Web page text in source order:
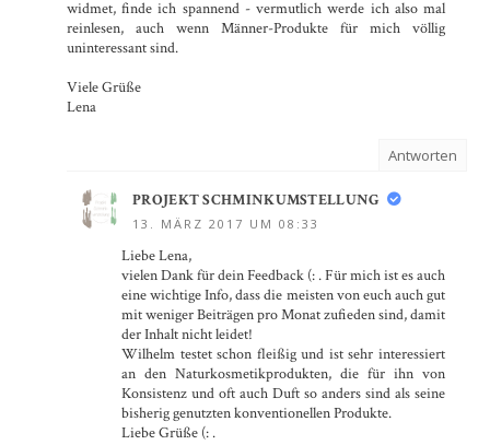
widmet, finde ich spannend - vermutlich werde ich also mal
reinlesen, auch wenn Männer-Produkte für mich völlig
uninteressant sind.
Viele Grüße
Lena
Antworten
PROJEKT SCHMINKUMSTELLUNG
13. MÄRZ 2017 UM 08:33
Liebe Lena,
vielen Dank für dein Feedback (: . Für mich ist es auch
eine wichtige Info, dass die meisten von euch auch gut
mit weniger Beiträgen pro Monat zufieden sind, damit
der Inhalt nicht leidet!
Wilhelm testet schon fleißig und ist sehr interessiert
an den Naturkosmetikprodukten, die für ihn von
Konsistenz und oft auch Duft so anders sind als seine
bisherig genutzten konventionellen Produkte.
Liebe Grüße (: .